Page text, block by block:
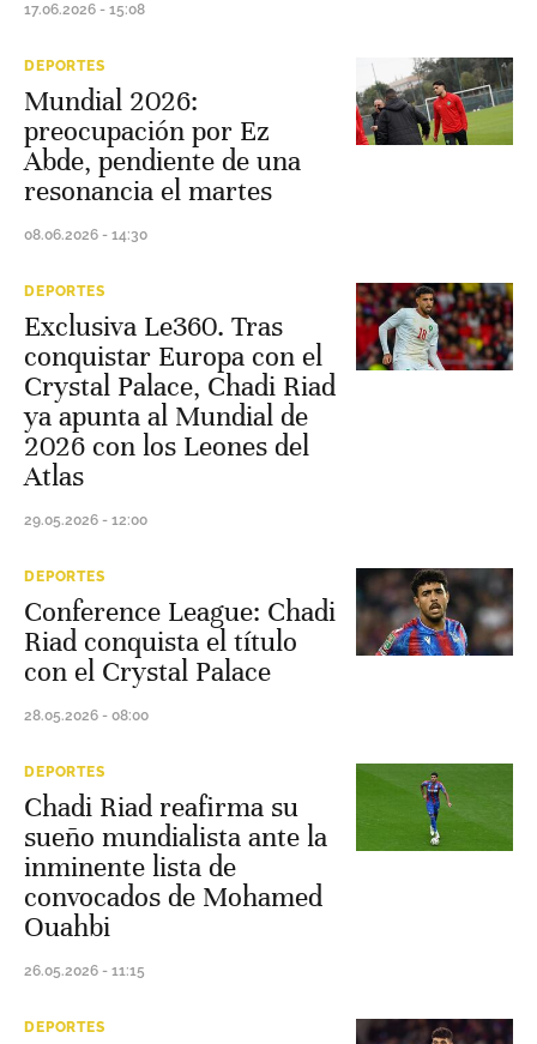
17.06.2026 - 15:08
DEPORTES
Mundial 2026:
preocupación por Ez
Abde, pendiente de una
resonancia el martes
08.06.2026 - 14:30
DEPORTES
Exclusiva Le360. Tras
conquistar Europa con el
Crystal Palace, Chadi Riad
ya apunta al Mundial de
2026 con los Leones del
Atlas
29.05.2026 - 12:00
DEPORTES
Conference League: Chadi
Riad conquista el título
con el Crystal Palace
28.05.2026 - 08:00
DEPORTES
Chadi Riad reafirma su
sueño mundialista ante la
inminente lista de
convocados de Mohamed
Ouahbi
26.05.2026 - 11:15
DEPORTES